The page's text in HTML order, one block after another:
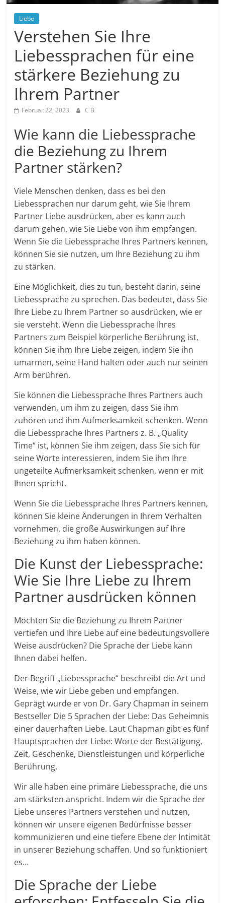
Liebe
Verstehen Sie Ihre
Liebessprachen für eine
stärkere Beziehung zu
Ihrem Partner
Februar 22, 2023 C B
Wie kann die Liebessprache
die Beziehung zu Ihrem
Partner stärken?
Viele Menschen denken, dass es bei den
Liebessprachen nur darum geht, wie Sie Ihrem
Partner Liebe ausdrücken, aber es kann auch
darum gehen, wie Sie Liebe von ihm empfangen.
Wenn Sie die Liebessprache Ihres Partners kennen,
können Sie sie nutzen, um Ihre Beziehung zu ihm
zu stärken.
Eine Möglichkeit, dies zu tun, besteht darin, seine
Liebessprache zu sprechen. Das bedeutet, dass Sie
Ihre Liebe zu Ihrem Partner so ausdrücken, wie er
sie versteht. Wenn die Liebessprache Ihres
Partners zum Beispiel körperliche Berührung ist,
können Sie ihm Ihre Liebe zeigen, indem Sie ihn
umarmen, seine Hand halten oder auch nur seinen
Arm berühren.
Sie können die Liebessprache Ihres Partners auch
verwenden, um ihm zu zeigen, dass Sie ihm
zuhören und ihm Aufmerksamkeit schenken. Wenn
die Liebessprache Ihres Partners z. B. „Quality
Time“ ist, können Sie ihm zeigen, dass Sie sich für
seine Worte interessieren, indem Sie ihm Ihre
ungeteilte Aufmerksamkeit schenken, wenn er mit
Ihnen spricht.
Wenn Sie die Liebessprache Ihres Partners kennen,
können Sie kleine Änderungen in Ihrem Verhalten
vornehmen, die große Auswirkungen auf Ihre
Beziehung zu ihm haben können.
Die Kunst der Liebessprache:
Wie Sie Ihre Liebe zu Ihrem
Partner ausdrücken können
Möchten Sie die Beziehung zu Ihrem Partner
vertiefen und Ihre Liebe auf eine bedeutungsvollere
Weise ausdrücken? Die Sprache der Liebe kann
Ihnen dabei helfen.
Der Begriff „Liebessprache“ beschreibt die Art und
Weise, wie wir Liebe geben und empfangen.
Geprägt wurde er von Dr. Gary Chapman in seinem
Bestseller Die 5 Sprachen der Liebe: Das Geheimnis
einer dauerhaften Liebe. Laut Chapman gibt es fünf
Hauptsprachen der Liebe: Worte der Bestätigung,
Zeit, Geschenke, Dienstleistungen und körperliche
Berührung.
Wir alle haben eine primäre Liebessprache, die uns
am stärksten anspricht. Indem wir die Sprache der
Liebe unseres Partners verstehen und nutzen,
können wir unsere eigenen Bedürfnisse besser
kommunizieren und eine tiefere Ebene der Intimität
in unserer Beziehung schaffen. Und so funktioniert
es…
Die Sprache der Liebe